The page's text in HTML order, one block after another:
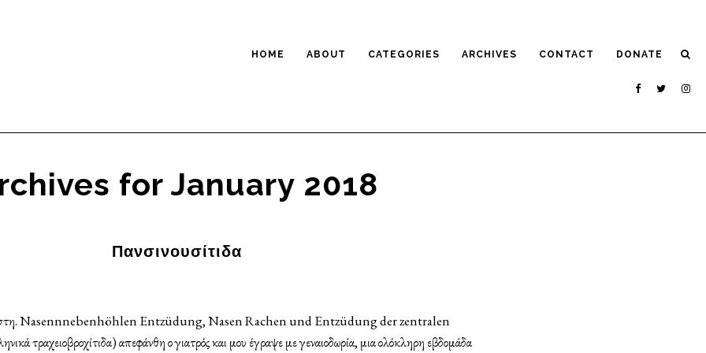
HOME ABOUT CATEGORIES ARCHIVES CONTACT DONATE
for January 2018
Πανσινουσίτιδα
Nasennnebenhöhlen Entzüdung, Nasen Rachen und Entzüdung der zentralen
τραχειοβροχίτιδα) απεφάνθη ο γιατρός και μου έγραψε με γεναιοδωρία, μια ολόκληρη εβδομάδα